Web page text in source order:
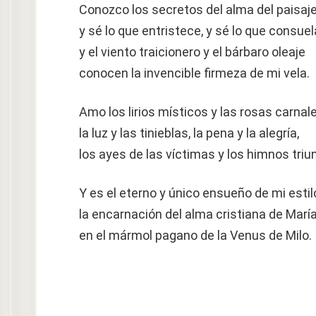
Conozco los secretos del alma del
y sé lo que entristece, y sé lo que
y el viento traicionero y el bárbaro oleaje
conocen la invencible firmeza de mi vela.
Amo los lirios místicos y las rosas
la luz y las tinieblas, la pena y la alegría,
los ayes de las víctimas y los himnos
Y es el eterno y único ensueño de mi
la encarnación del alma cristiana de María
en el mármol pagano de la Venus de Milo.